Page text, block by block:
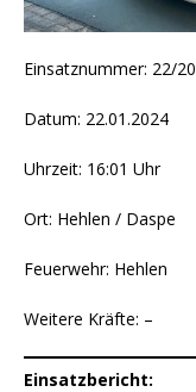
Einsatznummer: 22/
Datum: 22.01.2024
Uhrzeit: 16:01 Uhr
Ort: Hehlen / Daspe
Feuerwehr: Hehlen
Weitere Kräfte: –
Einsatzbericht: